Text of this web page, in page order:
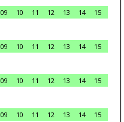
09 10 11 12 13 14
15
09 10 11 12 13 14
15
09 10 11 12 13 14
15
09 10 11 12 13 14
15